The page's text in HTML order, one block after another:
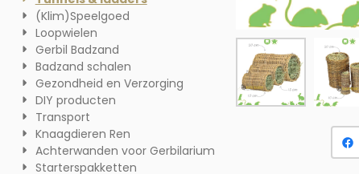
(Klim)Speelgoed
Loopwielen
Gerbil Badzand
Badzand schalen
Gezondheid en Verzorging
DIY producten
Transport
Knaagdieren Ren
Achterwanden voor Gerbilarium
Starterspakketten